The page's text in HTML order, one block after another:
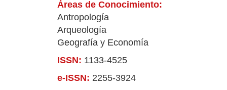
Áreas de Conocimiento:
Antropología
Arqueología
Geografía y Economía
ISSN: 1133-4525
e-ISSN: 2255-3924